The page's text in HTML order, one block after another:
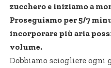
zucchero e iniziamo a
Proseguiamo per 5/7
incorporare più aria
volume.
Dobbiamo sciogliere ogni